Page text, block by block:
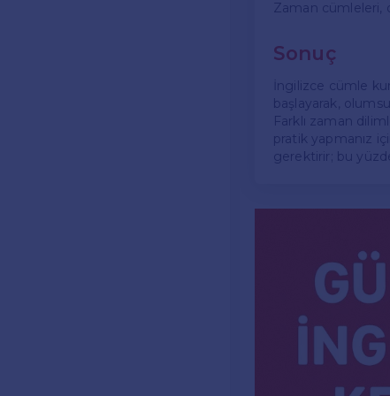
Zaman cümleleri,
Sonuç
İngilizce cümle
başlayarak,
Farklı zaman
pratik yapmanız
gerektirir; bu